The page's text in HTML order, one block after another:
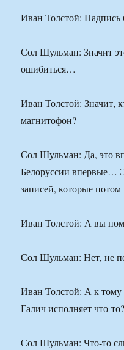
Иван Толстой: Надпись
Сол Шульман: Значит
ошибиться…
Иван Толстой: Значит,
магнитофон?
Сол Шульман: Да, это
Белоруссии впервые…
записей, которые
Иван Толстой: А вы
Сол Шульман: Нет, не
Иван Толстой: А к
Галич исполняет что-то?
Сол Шульман: Что-то